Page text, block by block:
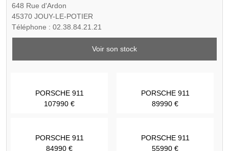
648 Rue d'Ardon
45370 JOUY-LE-POTIER
Téléphone : 02.38.84.21.21
Voir son stock
PORSCHE 911
107990 €
PORSCHE 911
89990 €
PORSCHE 911
84990 €
PORSCHE 911
55990 €